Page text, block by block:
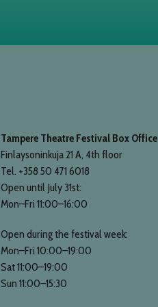
Tampere Theatre Festival Box Office
Finlaysoninkuja 21 A, 4th floor
Tel. +358 50 471 6018
Open until July 31st:
Mon–Fri 11:00–16:00
Open during the festival week:
Mon–Fri 10:00–19:00
Sat 11:00–19:00
Sun 11:00–15:30